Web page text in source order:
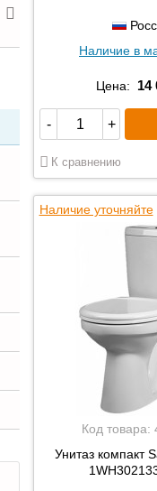
Наличие в
Цена: 14
- +
К сравнению
Наличие уточняйте
Код товара:
Унитаз компакт